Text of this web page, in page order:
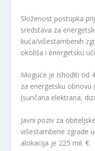
Složenost postupka
sredstava za
kuća/višestambenih
okoliša i energetsku
Moguće je ishoditi od
za energetsku obnovu
(sunčana elektrana,
Javni poziv za
višestambene zgrade
alokacija je 225 mil. €.